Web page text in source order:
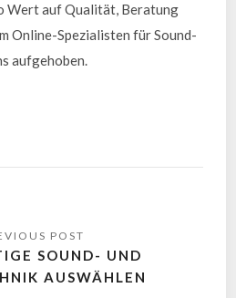
Wert auf Qualität, Beratung
Online-Spezialisten für Sound-
aufgehoben.
SOUND- UND
AUSWÄHLEN